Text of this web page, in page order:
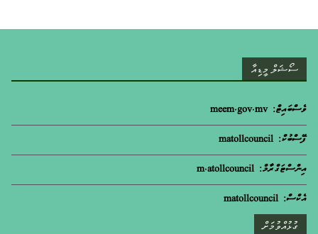
ސޯޝަލް މީޑިއާ
ވެސްބައިޓް: meem.gov.mv
ފޭސްބުކް: matollcouncil
އިންސްޓަގްރާމް: m.atollcouncil
އެކްސް: matollcouncil
ގުޅުއްވުމަށް